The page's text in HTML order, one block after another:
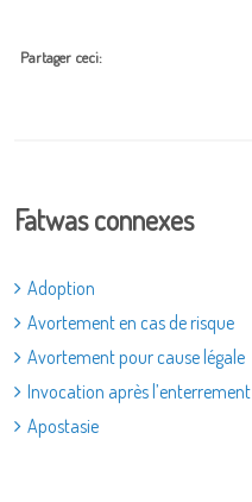
Partager ceci:
Fatwas connexes
Adoption
Avortement en cas de risque
Avortement pour cause légale
Invocation après l’enterrement
Apostasie